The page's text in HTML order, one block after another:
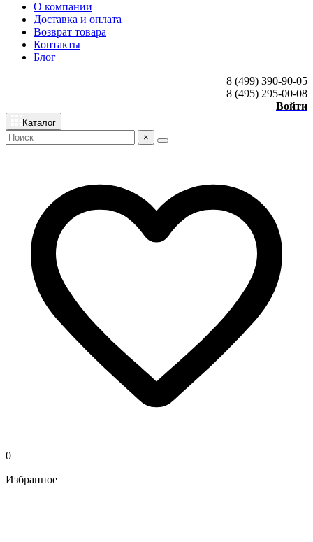
О компании
Доставка и оплата
Возврат товара
Контакты
Блог
8 (499) 390-90-05
8 (495) 295-00-08
Войти
Каталог
×
0
Избранное